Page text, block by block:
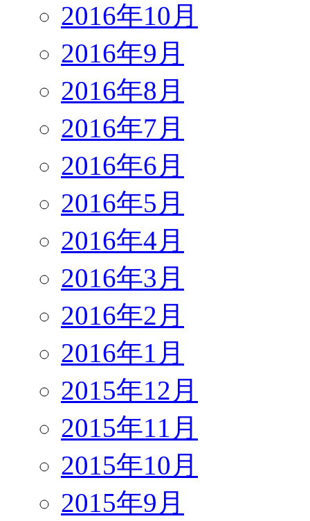
2016年10月
2016年9月
2016年8月
2016年7月
2016年6月
2016年5月
2016年4月
2016年3月
2016年2月
2016年1月
2015年12月
2015年11月
2015年10月
2015年9月